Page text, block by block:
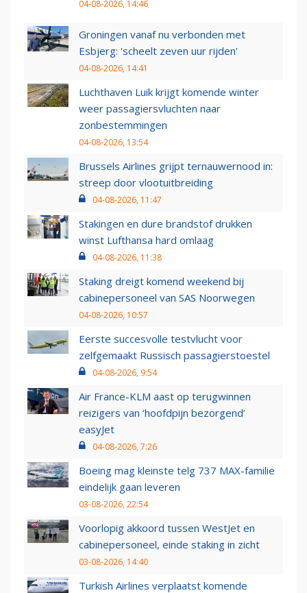
04-08-2026, 14:46
Groningen vanaf nu verbonden met
Esbjerg: 'scheelt zeven uur rijden'
04-08-2026, 14:41
Luchthaven Luik krijgt komende winter
weer passagiersvluchten naar
zonbestemmingen
04-08-2026, 13:54
Brussels Airlines grijpt ternauwernood in:
streep door vlootuitbreiding
04-08-2026, 11:47
Stakingen en dure brandstof drukken
winst Lufthansa hard omlaag
04-08-2026, 11:38
Staking dreigt komend weekend bij
cabinepersoneel van SAS Noorwegen
04-08-2026, 10:57
Eerste succesvolle testvlucht voor
zelfgemaakt Russisch passagierstoestel
04-08-2026, 9:54
Air France-KLM aast op terugwinnen
reizigers van ‘hoofdpijn bezorgend’
easyJet
04-08-2026, 7:26
Boeing mag kleinste telg 737 MAX-familie
eindelijk gaan leveren
03-08-2026, 22:54
Voorlopig akkoord tussen WestJet en
cabinepersoneel, einde staking in zicht
03-08-2026, 14:40
Turkish Airlines verplaatst komende